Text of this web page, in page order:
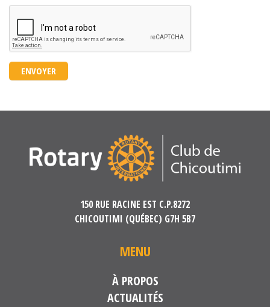
ENVOYER
150 RUE RACINE EST C.P.8272
CHICOUTIMI (QUÉBEC) G7H 5B7
MENU
À PROPOS
ACTUALITÉS